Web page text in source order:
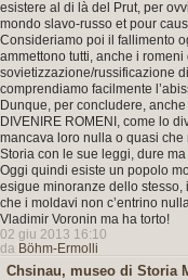
esistere al di là del Prut, per
mondo slavo-russo et pour
Consideriamo poi il fallimento
ammettono tutti, anche i
sovietizzazione/russificazione
comprendiamo facilmente
Dunque, per concludere,
DIVENIRE ROMENI, come lo
mancava loro nulla o quasi
Storia con le sue leggi, dure
Oggi quindi esiste un popolo
esigue minoranze dello
che i moldavi non c’entrino
Vladimir Voronin ma ha torto!
02 giu 2013 16:10
da Böhm-Ermolli
Chsinau, museo di Storia